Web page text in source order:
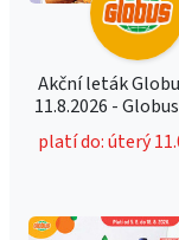
Akční leták
11.8.2026 -
platí do: úterý